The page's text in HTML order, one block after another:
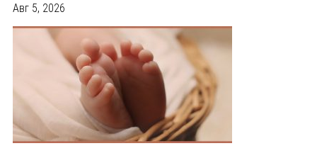
Авг 5, 2026